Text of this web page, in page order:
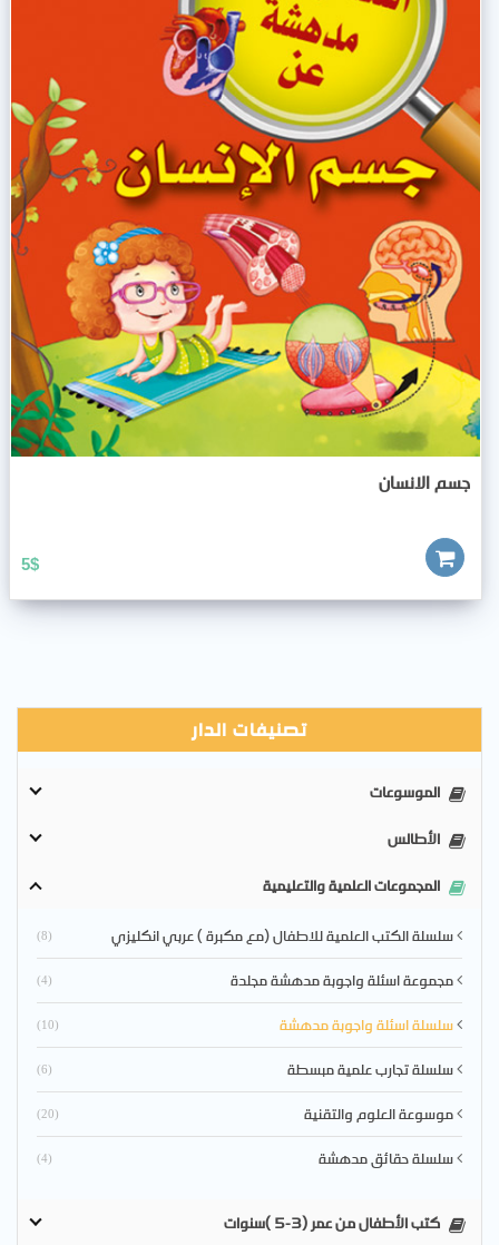
جسم الانسان
5$
تصنيفات الدار
الموسوعات
الأطالس
المجموعات العلمية والتعليمية
سلسلة الكتب العلمية للاطفال (مع مكبرة ) عربي انكليزي (8)
مجموعة اسئلة واجوبة مدهشة مجلدة (4)
سلسلة اسئلة واجوبة مدهشة (10)
سلسلة تجارب علمية مبسطة (6)
موسوعة العلوم والتقنية (20)
سلسلة حقائق مدهشة (4)
كتب الأطفال من عمر (3-5 )سنوات